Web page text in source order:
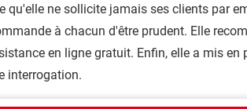
qu'elle ne sollicite jamais ses clients par
à chacun d'être prudent. Elle
en ligne gratuit. Enfin, elle a mis en
interrogation.